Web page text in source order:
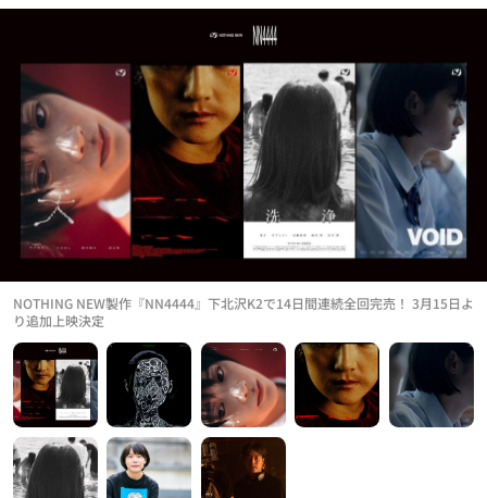
NOTHING NEW製作『NN4444』下北沢K2で14日間連続全回完売！ 3月15日よ
り追加上映決定